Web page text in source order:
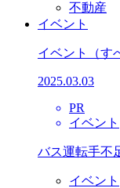
不動産
イベント
イベント （す
2025.03.03
PR
イベント
バス運転手不
イベント